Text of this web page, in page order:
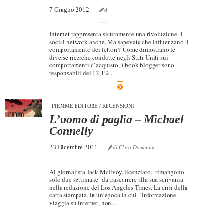
7 Giugno 2012 di
Internet rappresenta sicuramente una rivoluzione. I
social network anche. Ma sapevate che influenzano il
comportamento dei lettori? Come dimostrano le
diverse ricerche condotte negli Stati Uniti sui
comportamenti d’acquisto, i book blogger sono
responsabili del 12,1%...
PIEMME EDITORE/ RECENSIONI
L’uomo di paglia – Michael
Connelly
23 Dicembre 2011 di Clara Domenino
Al giornalista Jack McEvoy, licenziato, rimangono
solo due settimane da trascorrere alla sua scrivania
nella redazione del Los Angeles Times. La crisi della
carta stampata, in un’epoca in cui l’informazione
viaggia su internet, non...